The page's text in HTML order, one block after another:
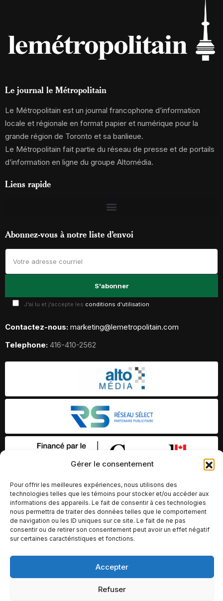
Gérer le consentement
Pour offrir les meilleures expériences, nous utilisons des
technologies telles que les témoins pour stocker et/ou accéder aux
informations des appareils. Le fait de consentir à ces technologies
nous permettra de traiter des données telles que le comportement
de navigation ou les ID uniques sur ce site. Le fait de ne pas
consentir ou de retirer son consentement peut avoir un effet négatif
sur certaines caractéristiques et fonctions.
Accepter
Refuser
Le journal le Métropolitain
Le Métropolitain est un journal francophone d’information
locale et régionale en format papier et numérique pour la
grande région de Toronto et sa banlieue.
Le Métropolitain fait partie du réseau de presse et de portails
d’information en ligne du groupe Altomédia.
Liens rapide
Abonnez-vous à notre liste d’envoi
J'ai lu et j'accepte les conditions d'utilisation
Contactez-nous: marketing@lemetropolitain.com
Telephone: 416-410-2562
© Copyright 2026 – Altomédia Inc |
Ce site internet a été conçu et développé par Chameleon Ideas